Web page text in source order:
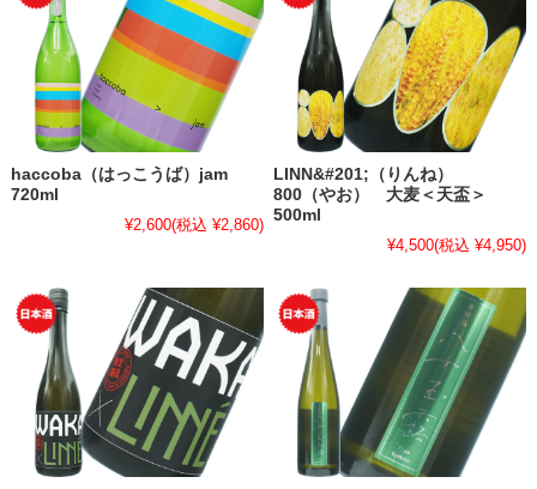
haccoba（はっこうば）jam
720ml
¥2,600(税込 ¥2,860)
LINN&#201;（りんね）
800（やお） 大麦＜天盃＞
500ml
¥4,500(税込 ¥4,950)